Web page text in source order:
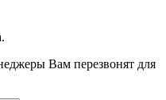
Вам перезвонят для